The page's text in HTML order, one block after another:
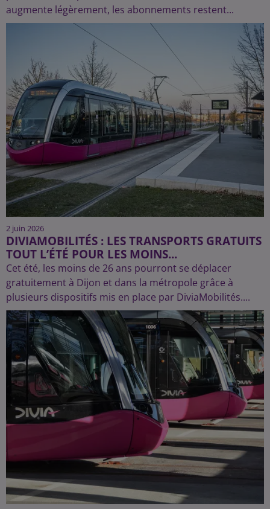
augmente légèrement, les abonnements restent...
2 juin 2026
DIVIAMOBILITÉS : LES TRANSPORTS GRATUITS
TOUT L’ÉTÉ POUR LES MOINS...
Cet été, les moins de 26 ans pourront se déplacer
gratuitement à Dijon et dans la métropole grâce à
plusieurs dispositifs mis en place par DiviaMobilités....